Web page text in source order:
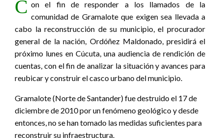
C on el fin de responder a los llamados de la
comunidad de Gramalote que exigen sea llevada a
cabo la reconstrucción de su municipio, el procurador
general de la nación, Ordóñez Maldonado, presidirá el
próximo lunes en Cúcuta, una audiencia de rendición de
cuentas, con el fin de analizar la situación y avances para
reubicar y construir el casco urbano del municipio.
Gramalote (Norte de Santander) fue destruido el 17 de
diciembre de 2010 por un fenómeno geológico y desde
entonces, no se han tomado las medidas suficientes para
reconstruir su infraestructura.